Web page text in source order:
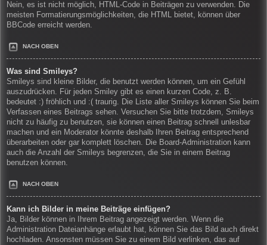
Nein, es ist nicht möglich, HTML-Code in Beiträgen zu verwenden. Die
meisten Formatierungsmöglichkeiten, die HTML bietet, können über
BBCode erreicht werden.
NACH OBEN
Was sind Smileys?
Smileys sind kleine Bilder, die benutzt werden können, um ein Gefühl
auszudrücken. Für jeden Smiley gibt es einen kurzen Code, z. B.
bedeutet :) fröhlich und :( traurig. Die Liste aller Smileys können Sie beim
Verfassen eines Beitrags sehen. Versuchen Sie bitte trotzdem, Smileys
nicht zu häufig zu benutzen, sie können einen Beitrag schnell unlesbar
machen und ein Moderator könnte deshalb Ihren Beitrag entsprechend
überarbeiten oder gar komplett löschen. Die Board-Administration kann
auch die Anzahl der Smileys begrenzen, die Sie in einem Beitrag
benutzen können.
NACH OBEN
Kann ich Bilder in meine Beiträge einfügen?
Ja, Bilder können in Ihrem Beitrag angezeigt werden. Wenn die
Administration Dateianhänge erlaubt hat, können Sie das Bild auch direkt
hochladen. Ansonsten müssen Sie zu einem Bild verlinken, das auf